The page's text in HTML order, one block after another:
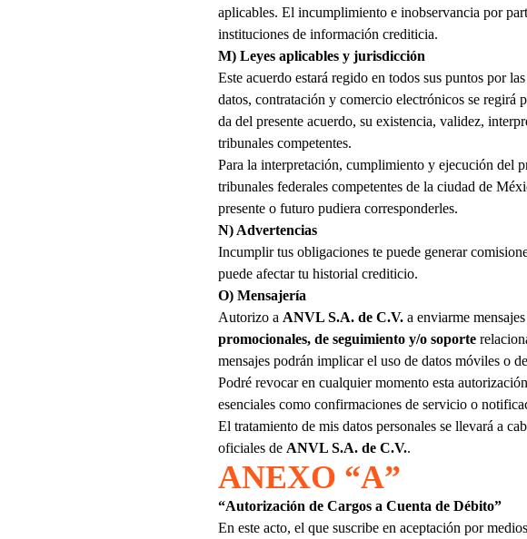
aplicables. El incumplimiento e inobservancia por
instituciones de información crediticia.
M) Leyes aplicables y jurisdicción
Este acuerdo estará regido en todos sus puntos por
datos, contratación y comercio electrónicos se
da del presente acuerdo, su existencia, validez,
tribunales competentes.
Para la interpretación, cumplimiento y ejecución del
tribunales federales competentes de la ciudad de
presente o futuro pudiera corresponderles.
N) Advertencias
Incumplir tus obligaciones te puede generar
puede afectar tu historial crediticio.
O) Mensajería
Autorizo a ANVL S.A. de C.V. a enviarme
promocionales, de seguimiento y/o soporte
mensajes podrán implicar el uso de datos móviles o
Podré revocar en cualquier momento esta
esenciales como confirmaciones de servicio o
El tratamiento de mis datos personales se llevará a
oficiales de ANVL S.A. de C.V..
ANEXO “A”
“Autorización de Cargos a Cuenta de Débito”
En este acto, el que suscribe en aceptación por